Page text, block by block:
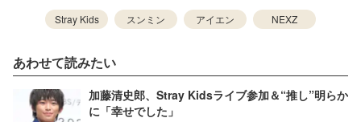
Stray Kids スンミン アイエン NEXZ
あわせて読みたい
加藤清史郎、Stray Kidsライブ参加＆“推し”明らか
に「幸せでした」